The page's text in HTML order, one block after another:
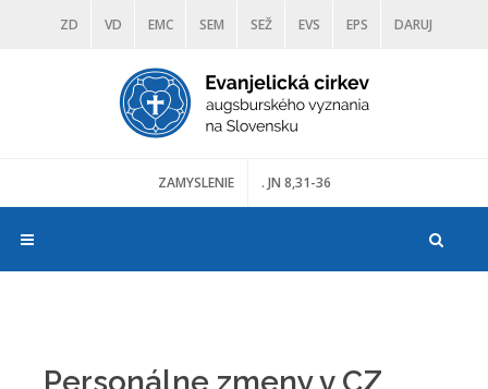
ZD VD EMC SEM SEŽ EVS EPS DARUJ
DIAKONIA ŠKOLY TRANOSCIUS
ZAMYSLENIE . JN 8,31-36